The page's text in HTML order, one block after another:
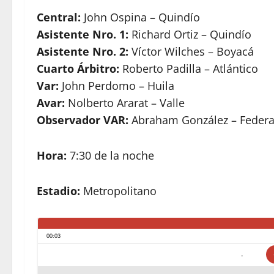
Central: John Ospina – Quindío
Asistente Nro. 1: Richard Ortiz – Quindío
Asistente Nro. 2: Víctor Wilches – Boyacá
Cuarto Árbitro: Roberto Padilla – Atlántico
Var: John Perdomo – Huila
Avar: Nolberto Ararat – Valle
Observador VAR: Abraham González –
Hora: 7:30 de la noche
Estadio: Metropolitano